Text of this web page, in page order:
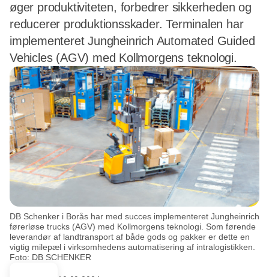
øger produktiviteten, forbedrer sikkerheden og
reducerer produktionsskader. Terminalen har
implementeret Jungheinrich Automated Guided
Vehicles (AGV) med Kollmorgens teknologi.
DB Schenker i Borås har med succes implementeret Jungheinrich
førerløse trucks (AGV) med Kollmorgens teknologi. Som førende
leverandør af landtransport af både gods og pakker er dette en
vigtig milepæl i virksomhedens automatisering af intralogistikken.
Foto: DB SCHENKER